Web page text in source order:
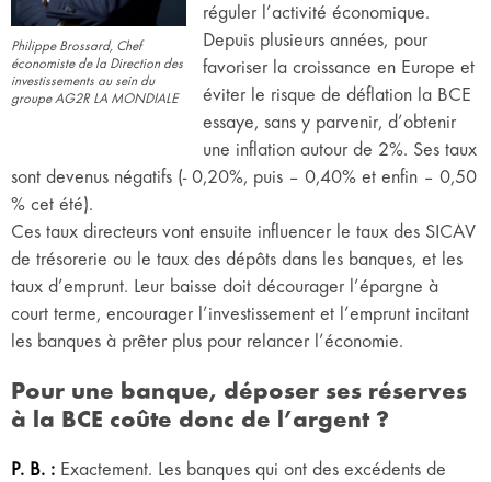
Philippe Brossard, Chef
économiste de la Direction des
investissements au sein du
groupe AG2R LA MONDIALE
réguler l’activité économique.
Depuis plusieurs années, pour
favoriser la croissance en Europe et
éviter le risque de déflation la BCE
essaye, sans y parvenir, d’obtenir
une inflation autour de 2%. Ses taux
sont devenus négatifs (- 0,20%, puis – 0,40% et enfin – 0,50
% cet été).
Ces taux directeurs vont ensuite influencer le taux des SICAV
de trésorerie ou le taux des dépôts dans les banques, et les
taux d’emprunt. Leur baisse doit décourager l’épargne à
court terme, encourager l’investissement et l’emprunt incitant
les banques à prêter plus pour relancer l’économie.
Pour une banque, déposer ses réserves
à la BCE coûte donc de l’argent ?
P. B. : Exactement. Les banques qui ont des excédents de